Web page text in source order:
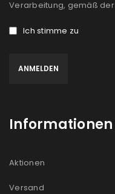
Verarbeitung, gemäß der
Ich stimme zu
Informationen
Aktionen
Versand